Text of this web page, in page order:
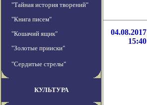
"Тайная история творений"
"Книга писем"
"Кошачий ящик"
"Золотые прииски"
"Сердитые стрелы"
КУЛЬТУРА
04.08.2017
15:40